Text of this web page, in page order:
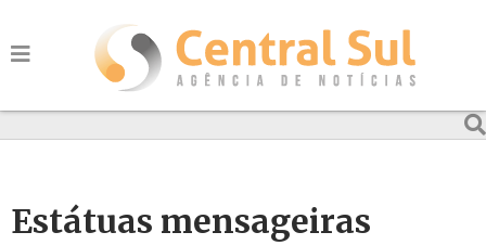
Estátuas mensageiras